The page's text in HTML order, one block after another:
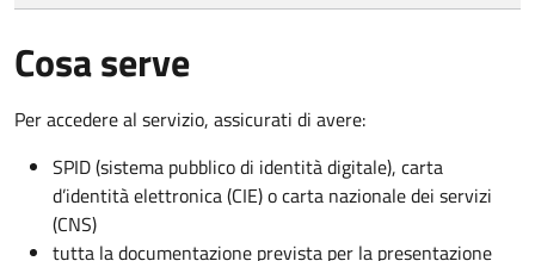
Cosa serve
Per accedere al servizio, assicurati di avere:
SPID (sistema pubblico di identità digitale), carta
d’identità elettronica (CIE) o carta nazionale dei servizi
(CNS)
tutta la documentazione prevista per la presentazione